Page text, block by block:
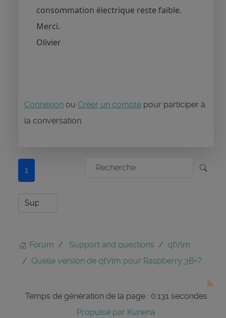
consommation électrique reste faible.
Merci.
Olivier
Connexion ou Créer un compte pour participer à
la conversation.
1
Forum Support and questions
qtVlm
Quelle version de qtVlm pour Raspberry 3B+?
Temps de génération de la page : 0.131 secondes
Propulsé par Kunena